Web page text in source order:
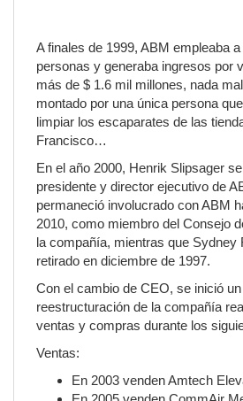
A finales de 1999, ABM empleaba
personas y generaba ingresos por
más de $ 1.6 mil millones, nada
montado por una única persona
limpiar los escaparates de las
Francisco…
En el año 2000, Henrik Slipsager
presidente y director ejecutivo de
permaneció involucrado con ABM
2010, como miembro del Consejo
la compañía, mientras que Sydney
retirado en diciembre de 1997.
Con el cambio de CEO, se inició
reestructuración de la compañía
ventas y compras durante los
Ventas:
En 2003 venden Amtech